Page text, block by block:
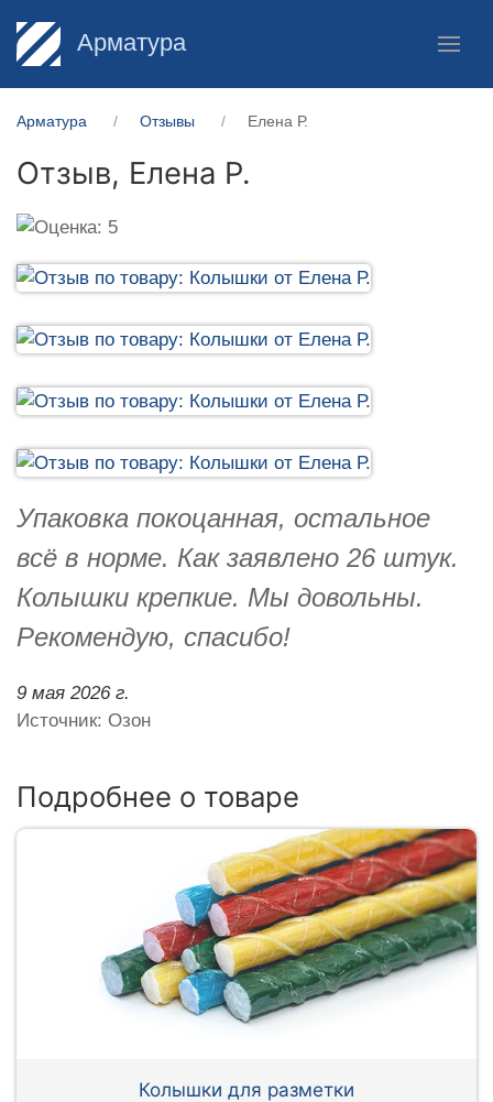
Арматура
Арматура Отзывы Елена Р.
Отзыв, Елена Р.
Упаковка покоцанная, остальное
всё в норме. Как заявлено 26 штук.
Колышки крепкие. Мы довольны.
Рекомендую, спасибо!
9 мая 2026 г.
Источник: Озон
Подробнее о товаре
Колышки для разметки